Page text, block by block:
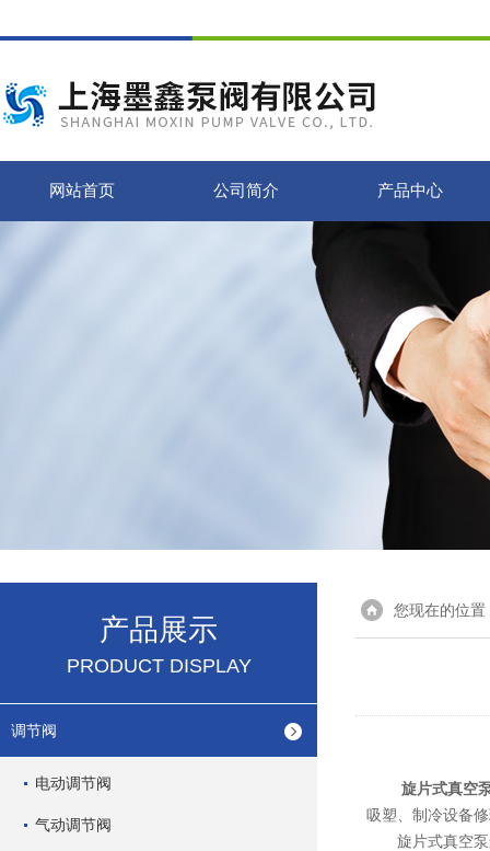
网站首页 公司简介 产品中心
产品展示
PRODUCT DISPLAY
调节阀
电动调节阀
气动调节阀
您现在的位置
旋片式真空
吸塑、制冷设备
旋片式真空泵